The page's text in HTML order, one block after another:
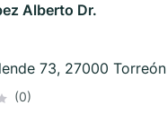
Alberto Dr.
73, 27000 Torreón
(0)